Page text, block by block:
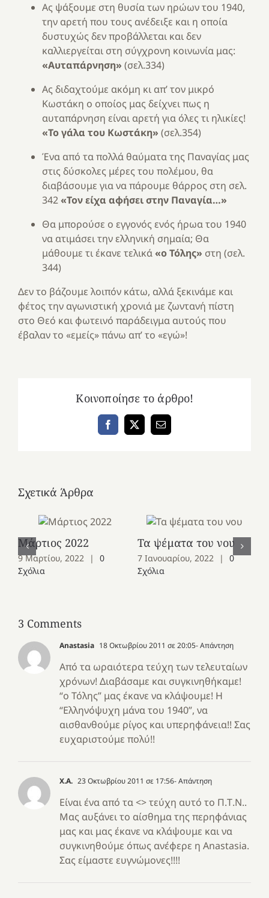
Ας ψάξουμε στη θυσία των ηρώων του 1940,
την αρετή που τους ανέδειξε και η οποία
δυστυχώς δεν προβάλλεται και δεν
καλλιεργείται στη σύγχρονη κοινωνία μας:
«Αυταπάρνηση» (σελ.334)
Ας διδαχτούμε ακόμη κι απ’ τον μικρό
Κωστάκη ο οποίος μας δείχνει πως η
αυταπάρνηση είναι αρετή για όλες τι ηλικίες!
«Το γάλα του Κωστάκη» (σελ.354)
Ένα από τα πολλά θαύματα της Παναγίας μας
στις δύσκολες μέρες του πολέμου, θα
διαβάσουμε για να πάρουμε θάρρος στη σελ.
342«Τον είχα αφήσει στην Παναγία…»
Θα μπορούσε ο εγγονός ενός ήρωα του 1940
να ατιμάσει την ελληνική σημαία; Θα
μάθουμε τι έκανε τελικά«ο Τόλης» στη (σελ.
344)
Δεν το βάζουμε λοιπόν κάτω, αλλά ξεκινάμε και
φέτος την αγωνιστική χρονιά με ζωντανή πίστη
στο Θεό και φωτεινό παράδειγμα αυτούς που
έβαλαν το «εμείς» πάνω απ’ το «εγώ»!
Κοινοποίησε το άρθρο!
Facebook
X Email
Σχετικά Άρθρα
Μάρτιος 2022
9 Μαρτίου, 2022 |
0
Σχόλια
Τα ψέματα του νου
7 Ιανουαρίου, 2022 |
0
Σχόλια
3 Comments
Anastasia 18 Οκτωβρίου 2011 σε 20:05- Απάντηση
Από τα ωραιότερα τεύχη των τελευταίων
χρόνων! Διαβάσαμε και συγκινηθήκαμε!
“ο Τόλης” μας έκανε να κλάψουμε! Η
“Ελληνόψυχη μάνα του 1940”, να
αισθανθούμε ρίγος και υπερηφάνεια!! Σας
ευχαριστούμε πολύ!!
X.A. 23 Οκτωβρίου 2011 σε 17:56- Απάντηση
Είναι ένα από τα <> τεύχη αυτό το Π.Τ.Ν..
Μας αυξάνει το αίσθημα της περηφάνιας
μας και μας έκανε να κλάψουμε και να
συγκινηθούμε όπως ανέφερε η Anastasia.
Σας είμαστε ευγνώμονες!!!!